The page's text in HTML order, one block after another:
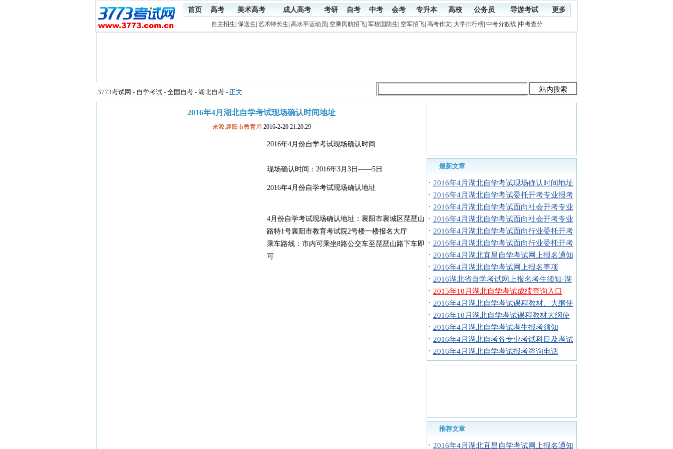
首页 高考 美术高考 成人高考 考研 自考 中考 会考 专升本 高校 公务员 导游考试 更多
自主招生 保送生 艺术特长生 高水平运动员 空乘民航招飞| 军校国防生 空军招飞| 高考作文 大学排行榜| 中考分数线| 中考查分
3773考试网 - 自学考试 - 全国自考 - 湖北自考 - 正文
2016年4月湖北自学考试现场确认时间地址
来源:襄阳市教育局 2016-2-20 21:20:29
2016年4月份自学考试现场确认时间
现场确认时间：2016年3月3日——5日
2016年4月份自学考试现场确认地址
4月份自学考试现场确认地址：襄阳市襄城区琵琶山
路特1号襄阳市教育考试院2号楼一楼报名大厅
乘车路线：市内可乘坐8路公交车至琵琶山路下车即
可
最新文章
· 2016年4月湖北自学考试现场确认时间地址
· 2016年4月湖北自学考试委托开考专业报考
· 2016年4月湖北自学考试面向社会开考专业
· 2016年4月湖北自学考试面向社会开考专业
· 2016年4月湖北自学考试面向行业委托开考
· 2016年4月湖北自学考试面向行业委托开考
· 2016年4月湖北宜昌自学考试网上报名通知
· 2016年4月湖北自学考试网上报名事项
· 2016湖北省自学考试网上报名考生须知-湖
· 2015年10月湖北自学考试成绩查询入口
· 2016年4月湖北自学考试课程教材、大纲使
· 2016年10月湖北自学考试课程教材大纲使
· 2016年4月湖北自学考试考生报考须知
· 2016年4月湖北自考各专业考试科目及考试
· 2016年4月湖北自学考试报考咨询电话
推荐文章
· 2016年4月湖北宜昌自学考试网上报名通知